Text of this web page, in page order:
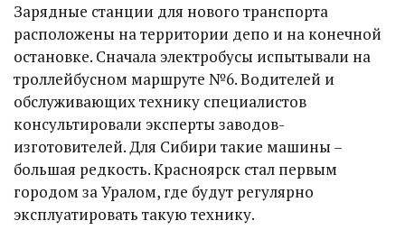
Зарядные станции для нового транспорта
расположены на территории депо и на конечной
остановке. Сначала электробусы испытывали на
троллейбусном маршруте №6. Водителей и
обслуживающих технику специалистов
консультировали эксперты заводов-
изготовителей. Для Сибири такие машины –
большая редкость. Красноярск стал первым
городом за Уралом, где будут регулярно
эксплуатировать такую технику.